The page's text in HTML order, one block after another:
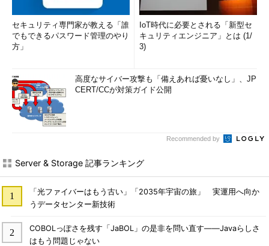
セキュリティ専門家が教える「誰
でもできるパスワード管理のやり
方」
IoT時代に必要とされる「新型セ
キュリティエンジニア」とは (1/
3)
高度なサイバー攻撃も「備えあれば憂いなし」、JP
CERT/CCが対策ガイド公開
Recommended by
Server & Storage 記事ランキング
「光ファイバーはもう古い」「2035年宇宙の旅」 実運用へ向か
うデータセンター新技術
COBOLっぽさを残す「JaBOL」の是非を問い直す――Javaらしさ
はもう問題じゃない